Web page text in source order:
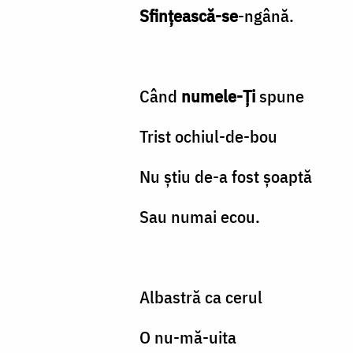
Sfinţească-se-ngână.
Când numele-Ţi spune
Trist ochiul-de-bou
Nu ştiu de-a fost şoaptă
Sau numai ecou.
Albastră ca cerul
O nu-mă-uita